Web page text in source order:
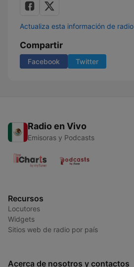
Actualiza esta información de radio
Compartir
Facebook Twitter
Radio en Vivo
Emisoras y Podcasts
Recursos
Locutores
Widgets
Sitios web de radio por país
Acerca de nosotros y contactos